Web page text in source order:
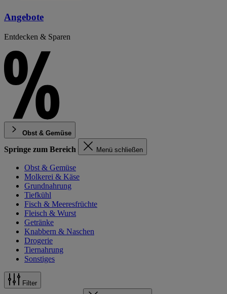
Angebote
Entdecken & Sparen
Obst & Gemüse
Springe zum Bereich Menü schließen
Obst & Gemüse
Molkerei & Käse
Grundnahrung
Tiefkühl
Fisch & Meeresfrüchte
Fleisch & Wurst
Getränke
Knabbern & Naschen
Drogerie
Tiernahrung
Sonstiges
Filter